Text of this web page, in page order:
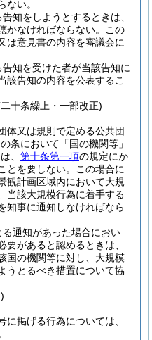
ない。
知をしようとするときは、
かなければならない。
この
は意見書の内容を審議会に
知を受けた者が当該告知に
該告知の内容を公表するこ
十条繰上・一部改正)
体又は規則で定める公共団
条において「国の機関等」
、 第十条第一項の規定にか
とを要しない。
この場合に
観計画区域内において大規
当該大規模行為に着手する
知事に通知しなければなら
る通知があった場合におい
があると認めるときは、
国の機関等に対し、大規模
うとるべき措置について協
に掲げる行為については、